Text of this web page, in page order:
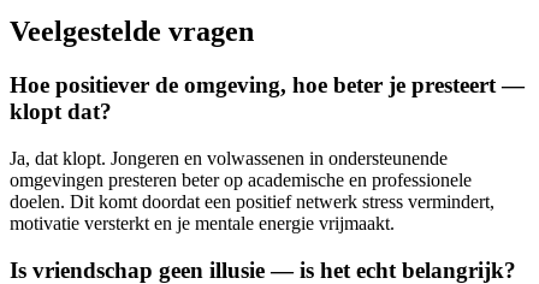
Veelgestelde vragen
Hoe positiever de omgeving, hoe beter je presteert —
klopt dat?
Ja, dat klopt. Jongeren en volwassenen in ondersteunende
omgevingen presteren beter op academische en professionele
doelen. Dit komt doordat een positief netwerk stress vermindert,
motivatie versterkt en je mentale energie vrijmaakt.
Is vriendschap geen illusie — is het echt belangrijk?